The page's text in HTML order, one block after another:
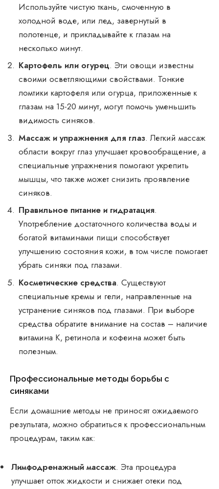
Используйте чистую ткань, смоченную в
холодной воде, или лед, завернутый в
полотенце, и прикладывайте к глазам на
несколько минут.
Картофель или огурец. Эти овощи известны
своими осветляющими свойствами. Тонкие
ломтики картофеля или огурца, приложенные к
глазам на 15-20 минут, могут помочь уменьшить
видимость синяков.
Массаж и упражнения для глаз. Легкий массаж
области вокруг глаз улучшает кровообращение, а
специальные упражнения помогают укрепить
мышцы, что также может снизить проявление
синяков.
Правильное питание и гидратация.
Употребление достаточного количества воды и
богатой витаминами пищи способствует
улучшению состояния кожи, в том числе помогает
убрать синяки под глазами.
Косметические средства. Существуют
специальные кремы и гели, направленные на
устранение синяков под глазами. При выборе
средства обратите внимание на состав – наличие
витамина К, ретинола и кофеина может быть
полезным.
Профессиональные методы борьбы с
синяками
Если домашние методы не приносят ожидаемого
результата, можно обратиться к профессиональным
процедурам, таким как:
Лимфодренажный массаж. Эта процедура
улучшает отток жидкости и снижает отеки под